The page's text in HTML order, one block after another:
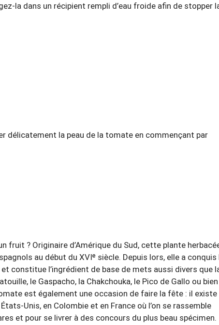
la dans un récipient rempli d’eau froide afin de stopper
délicatement la peau de la tomate en commençant par
fruit ? Originaire d’Amérique du Sud, cette plante
au début du XVIᵉ siècle. Depuis lors, elle a conquis
constitue l’ingrédient de base de mets aussi divers que
le Gaspacho, la Chakchouka, le Pico de Gallo ou bien
est également une occasion de faire la fête : il existe
Unis, en Colombie et en France où l’on se rassemble
et pour se livrer à des concours du plus beau spécimen.